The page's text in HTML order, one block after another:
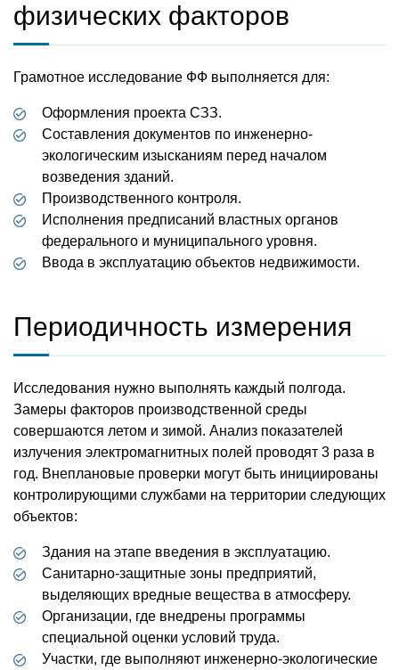
физических факторов
Грамотное исследование ФФ выполняется для:
Оформления проекта СЗЗ.
Составления документов по инженерно-
экологическим изысканиям перед началом
возведения зданий.
Производственного контроля.
Исполнения предписаний властных органов
федерального и муниципального уровня.
Ввода в эксплуатацию объектов недвижимости.
Периодичность измерения
Исследования нужно выполнять каждый полгода.
Замеры факторов производственной среды
совершаются летом и зимой. Анализ показателей
излучения электромагнитных полей проводят 3 раза в
год. Внеплановые проверки могут быть инициированы
контролирующими службами на территории следующих
объектов:
Здания на этапе введения в эксплуатацию.
Санитарно-защитные зоны предприятий,
выделяющих вредные вещества в атмосферу.
Организации, где внедрены программы
специальной оценки условий труда.
Участки, где выполняют инженерно-экологические